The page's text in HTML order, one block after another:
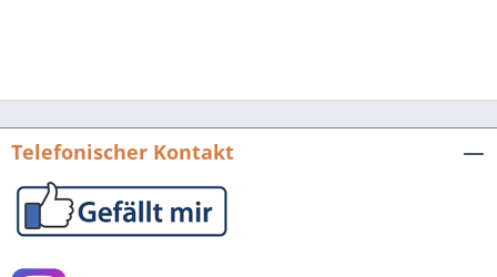
Telefonischer Kontakt